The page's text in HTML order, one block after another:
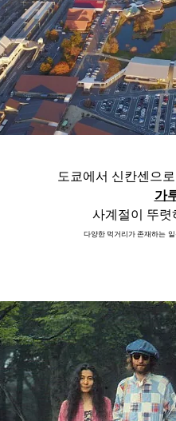
도쿄에서 신칸센으
가
사계절이 뚜렷
다양한 먹거리가 존재하는